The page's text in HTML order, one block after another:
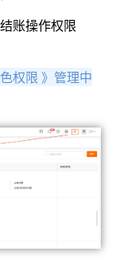
账操作权限
权限 》管理中